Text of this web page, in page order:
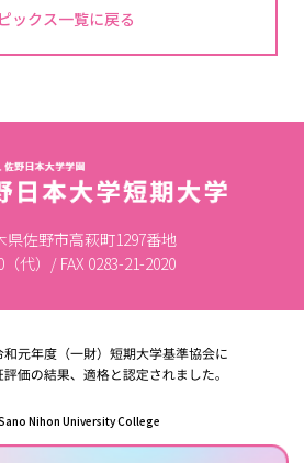
ックス一覧に戻る
佐野市高萩町1297番地
代）/ FAX 0283-21-2020
Nihon University College